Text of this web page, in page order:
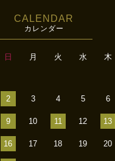
CALENDAR
カレンダー
日 月 火 水 木
2 3 4 5 6
9 10 11 12 13
16 17 18 19 20